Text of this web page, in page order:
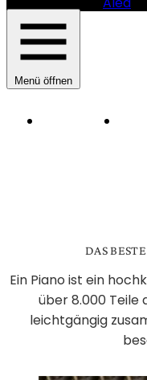
Menü öffnen
Instruments
DAS
Ein Piano ist ein
über 8.000 Teile
leichtgängig